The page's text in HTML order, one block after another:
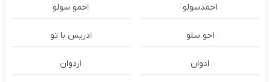
احمدسولو احمو سولو
احو سلو ادریس با تو
ادوان اردوان